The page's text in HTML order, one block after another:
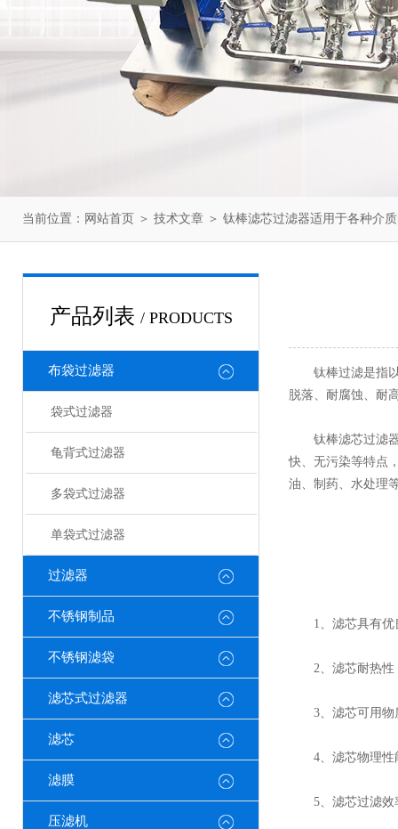
当前位置： 网站首页 ＞ 技术文章 ＞ 钛棒滤芯过滤器适用于各种介
产品列表 / PRODUCTS
布袋过滤器
袋式过滤器
龟背式过滤器
多袋式过滤器
单袋式过滤器
过滤器
不锈钢制品
不锈钢滤袋
滤芯式过滤器
滤芯
滤膜
压滤机
钛棒过滤是指以
脱落、耐腐蚀、耐
钛棒滤芯过滤器
快、无污染等特点
油、制药、水处理
1、滤芯具有优良
2、滤芯耐热性
3、滤芯可用物
4、滤芯物理性
5、滤芯过滤效